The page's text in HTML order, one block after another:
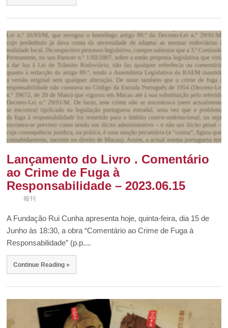
Lançamento do Livro . Comentário
ao Crime de Fuga à
Responsabilidade – 2023.06.15
報刊
A Fundação Rui Cunha apresenta hoje, quinta-feira, dia 15 de
Junho às 18:30, a obra “Comentário ao Crime de Fuga à
Responsabilidade” (p.p....
Continue Reading »